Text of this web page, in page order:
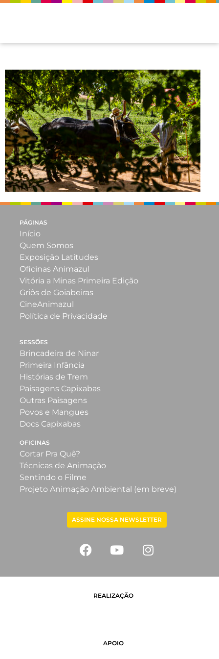
PÁGINAS
Início
Quem Somos
Exposição Latitudes
Oficinas Animazul
Vitória a Minas Primeira Edição
Griôs de Goiabeiras
CineAnimazul
Política de Privacidade
SESSÕES
Brincadeira de Ninar
Primeira Infância
Histórias de Trem
Paisagens Capixabas
Outras Paisagens
Povos e Mangues
Docs Capixabas
OFICINAS
Cortar Pra Quê?
Técnicas de Animação
Sentindo o Filme
Projeto Animação Ambiental (em breve)
ASSINE NOSSA NEWSLETTER
REALIZAÇÃO
APOIO